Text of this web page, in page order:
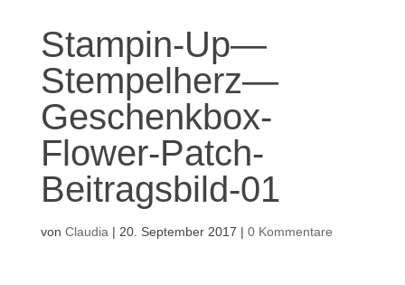
Stampin-Up—
Stempelherz—
Geschenkbox-
Flower-Patch-
Beitragsbild-01
von Claudia | 20. September 2017 | 0 Kommentare